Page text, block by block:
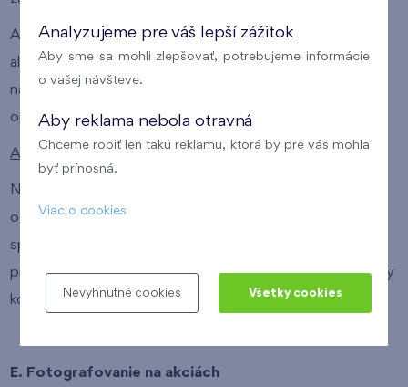
Ak vás kontaktujeme s cieľom ponuky ďalších služieb
alebo zisťovania kvality našich služieb, ide o spracovanie
na základe čl. 6 ods. 1 písm. f) GDPR, teda tzv.
oprávneného záujmu.
Ako dlho budeme osobné údaje spracovávať?
Na obdobie poskytovania našich služieb a potom 3 roky
od posledného poskytnutia našej služby. Proti takému
spracovaniu môžete podať tzv. námietku. V takom
prípade vás už s cieľom marketingu nebudeme telefonicky
kontaktovať.
E. Fotografovanie na akciách
Analyzujeme pre váš lepší zážitok
Aby sme sa mohli zlepšovať, potrebujeme informácie
o vašej návšteve.
Aby reklama nebola otravná
Chceme robiť len takú reklamu, ktorá by pre vás mohla
byť prínosná.
Viac o cookies
Nevyhnutné cookies Všetky cookies